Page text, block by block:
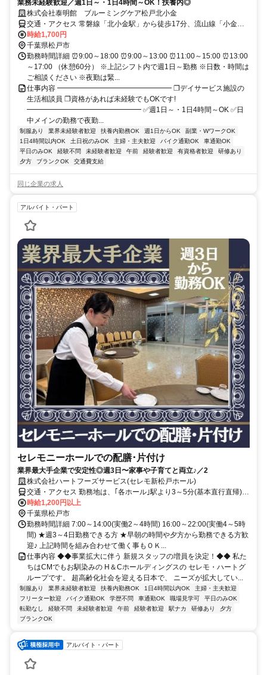
業務未経験歓迎／週1日～・1日4時間～OK！扶養内◎
株式会社泰明館 ブルーミングケア松戸北小金
交通・アクセス 常磐線「北小金駅」から徒歩17分、流山線「小金城
趾駅」から徒歩10分 ★車・バイク通勤OK（駐車場完備）
時給1,700円
千葉県松戸市
勤務時間詳細 ⏰9:00～18:00 ⏰9:00～13:00 ⏰11:00～15:00 ⏰13:00
～17:00 （休憩60分） ※上記シフト内で週1日～勤務 ※日数・時間は
ご相談ください ※夜勤は緊...
仕事内容 ━━━━━━━━━━━━━━━━ ❐デイサービス施設の
生活相談員 ❐資格があれば未経験でもOKです!
━━━━━━━━━━━━━━━━ ✅週1日～・1日4時間～OK ✅日
中メインの勤務で夜勤...
制服あり 業界未経験者歓迎 扶養内勤務OK 週1日からOK
副業・WワークOK
1日4時間以内OK
土日祝のみOK 主婦・主夫歓迎 バイク通勤OK
車通勤OK
平日のみOK
経験不問 未経験者歓迎 午前 経験者歓迎 有資格者歓迎
研修あり
夕方
ブランクOK 交通費支給
同じ企業の求人
アルバイト・パート
セレモニーホールでの配膳･片付け
業界最大手企業で安定性◎週3日〜家事や子育てと両立♪／2
株式会社ハートフーズサービス(セレモ新松戸ホール)
交通・アクセス 勤務地は、｢各ホール｣駅より3～5分(基本直行直帰)の
駅近現場多数
時給1,200円以上
千葉県松戸市
勤務時間詳細 7:00～14:00(実働2～4時間) 16:00～22:00(実働4～5時
間) ★週3～4日勤務できる方 ★早朝の時間や夕方から勤務できる方歓
迎♪ 上記時間を組み合わせて働く事もＯＫ...
仕事内容 ◆◆事業拡大に伴う 新規スタッフの増員を決定！◆◆ 私た
ちはCMでもお馴染みの H＆Cホールディングスの セレモ・ハートグ
ループです。 超高齢化社会を迎える日本で、 ニーズが拡大してい...
制服あり 業界未経験者歓迎 扶養内勤務OK 1日4時間以内OK
主婦・主夫歓迎
フリーター歓迎
バイク通勤OK 学歴不問 車通勤OK 職場見学可
平日のみOK
転勤なし
経験不問 未経験者歓迎 午前 経験者歓迎 駅ナカ 研修あり
夕方
ブランクOK
アルバイト・パート